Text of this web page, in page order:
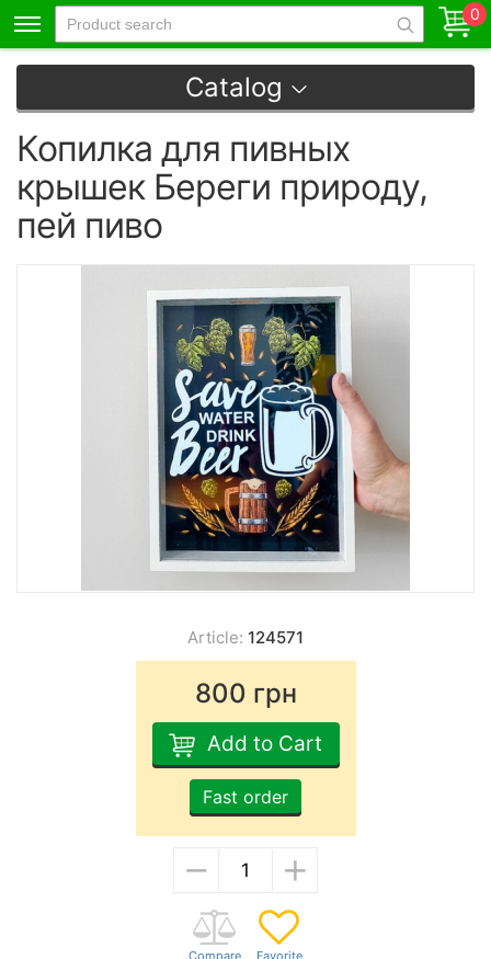
0
Catalog
Копилка для пивных
крышек Береги природу,
пей пиво
Article: 124571
800 грн
Add to Cart
Fast order
− +